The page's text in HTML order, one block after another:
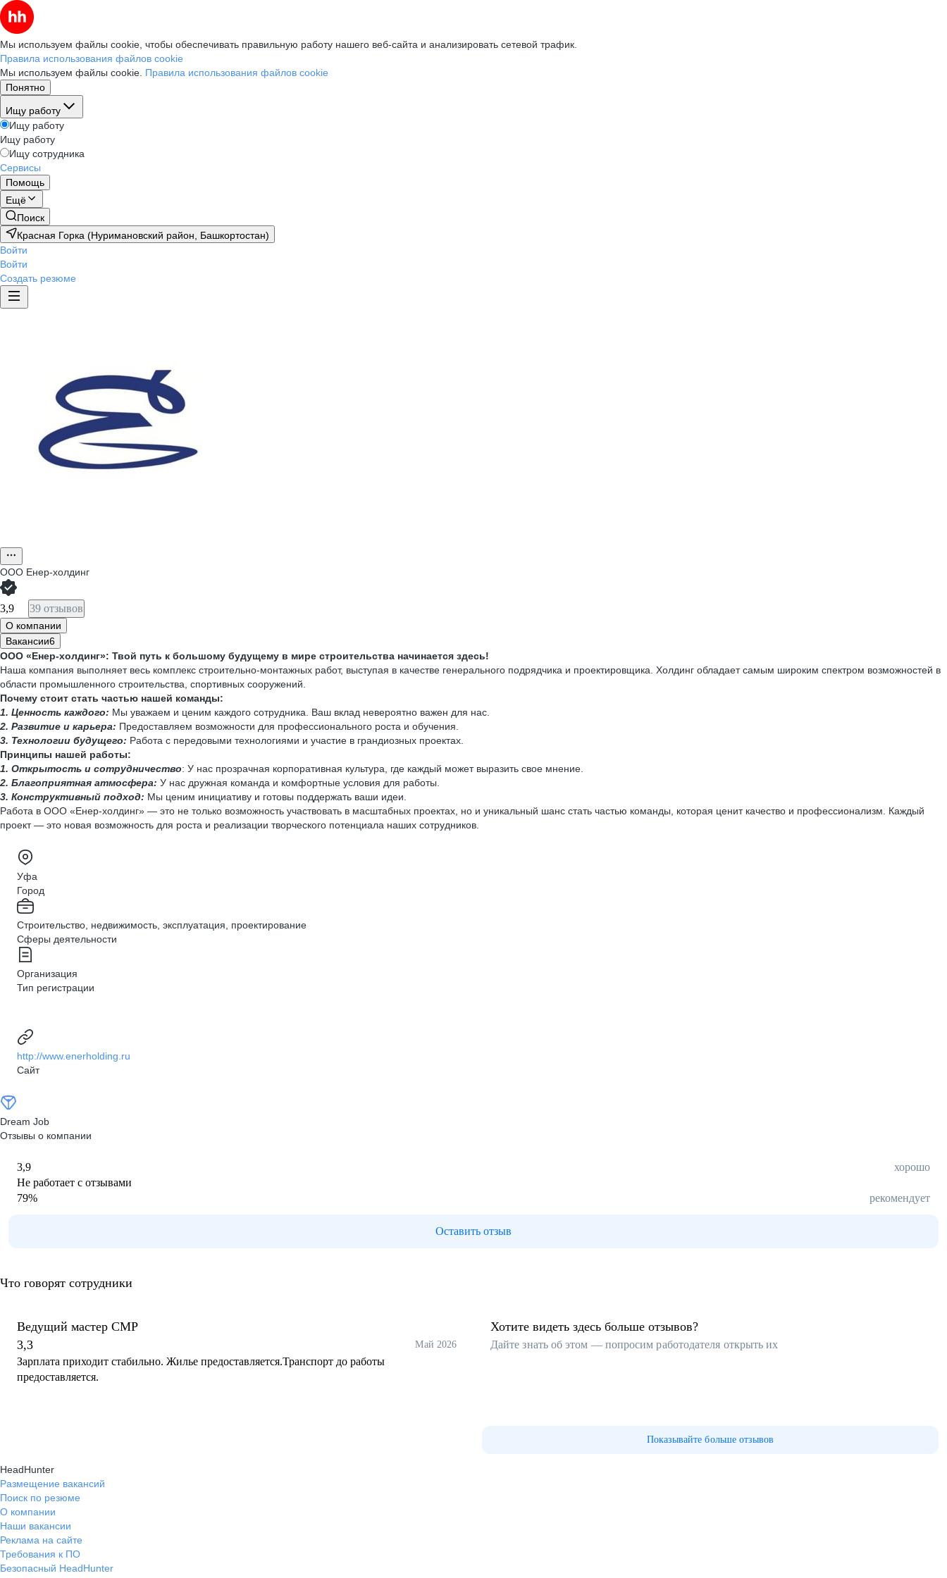
Мы используем файлы cookie, чтобы обеспечивать правильную работу нашего веб-сайта и анализировать сетевой трафик.
Правила использования файлов cookie
Мы используем файлы cookie. Правила использования файлов cookie
Понятно
Ищу работу
Ищу работу
Ищу работу
Ищу сотрудника
Сервисы
Помощь
Ещё
Поиск
Красная Горка (Нуримановский район, Башкортостан)
Войти
Войти
Создать резюме
ООО Енер-холдинг
3,9 39 отзывов
О компании
Вакансии6
ООО «Енер-холдинг»: Твой путь к большому будущему в мире строительства начинается здесь!
Наша компания выполняет весь комплекс строительно-монтажных работ, выступая в качестве генерального подрядчика и проектировщика. Холдинг обладает самым широким спектром возможностей в
области промышленного строительства, спортивных сооружений.
Почему стоит стать частью нашей команды:
1. Ценность каждого: Мы уважаем и ценим каждого сотрудника. Ваш вклад невероятно важен для нас.
2. Развитие и карьера: Предоставляем возможности для профессионального роста и обучения.
3. Технологии будущего: Работа с передовыми технологиями и участие в грандиозных проектах.
Принципы нашей работы:
1. Открытость и сотрудничество: У нас прозрачная корпоративная культура, где каждый может выразить свое мнение.
2. Благоприятная атмосфера: У нас дружная команда и комфортные условия для работы.
3. Конструктивный подход: Мы ценим инициативу и готовы поддержать ваши идеи.
Работа в ООО «Енер-холдинг» — это не только возможность участвовать в масштабных проектах, но и уникальный шанс стать частью команды, которая ценит качество и профессионализм. Каждый
проект — это новая возможность для роста и реализации творческого потенциала наших сотрудников.
Уфа
Город
Строительство, недвижимость, эксплуатация, проектирование
Сферы деятельности
Организация
Тип регистрации
http://www.enerholding.ru
Сайт
Dream Job
Отзывы о компании
3,9
хорошо
Не работает с отзывами
79% рекомендует
Оставить отзыв
Что говорят сотрудники
Ведущий мастер СМР
3,3
Май 2026
Зарплата приходит стабильно. Жилье предоставляется.Транспорт до работы
предоставляется.
Хотите видеть здесь больше отзывов?
Дайте знать об этом — попросим работодателя открыть их
Показывайте больше отзывов
HeadHunter
Размещение вакансий
Поиск по резюме
О компании
Наши вакансии
Реклама на сайте
Требования к ПО
Безопасный HeadHunter